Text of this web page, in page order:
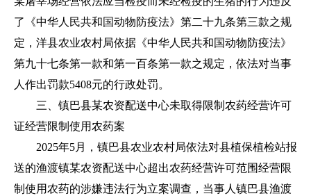
了《中华人民共和国动物防疫法》第二十九条第三款之规
定，洋县农业农村局依据《中华人民共和国动物防疫法》
第九十七条第一款和第一百条第一款之规定，依法对当事
人作出罚款5408元的行政处罚。
三、镇巴县某农资配送中心未取得限制农药经营许可
证经营限制使用农药案
2025年5月，镇巴县农业农村局依法对县植保植检站报
送的渔渡镇某农资配送中心超出农药经营许可范围经营限
制使用农药的涉嫌违法行为立案调查，当事人镇巴县渔渡